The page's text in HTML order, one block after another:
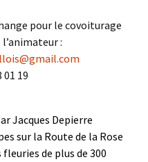
pour le covoiturage
:
01 19
Jacques Depierre
sur la Route de la Rose
de plus de 300